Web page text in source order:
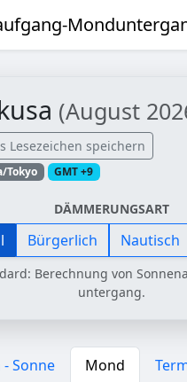
(August
Lesezeichen speichern
Tokyo GMT +9
DÄMMERUNGSART
Bürgerlich Nautisch
Berechnung von
untergang.
Sonne Mond